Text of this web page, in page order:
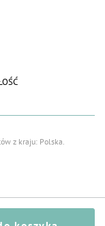
z kraju: Polska